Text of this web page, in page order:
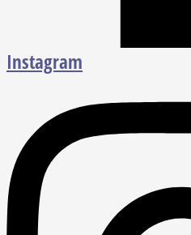
Instagram